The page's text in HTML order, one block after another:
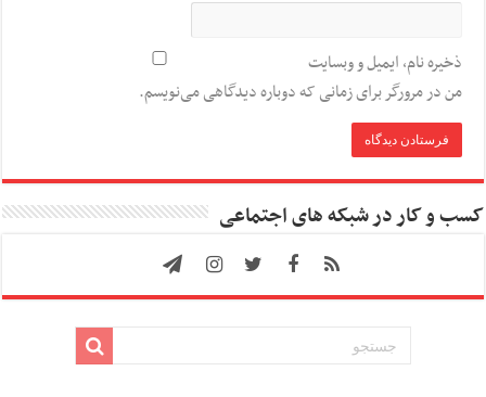
ذخیره نام، ایمیل و وبسایت
من در مرورگر برای زمانی که دوباره دیدگاهی می‌نویسم.
کسب و کار در شبکه های اجتماعی